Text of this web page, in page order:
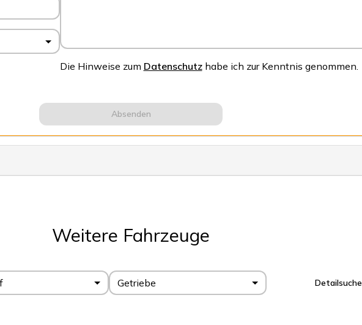
Die Hinweise zum Datenschutz habe ich zur Kenntnis genommen.
Absenden
Weitere Fahrzeuge
Getriebe Detailsuche